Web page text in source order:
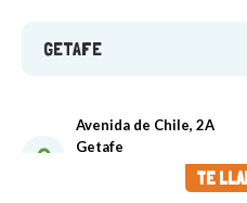
TE
GETAFE
Avenida de Chile, 2A
Getafe